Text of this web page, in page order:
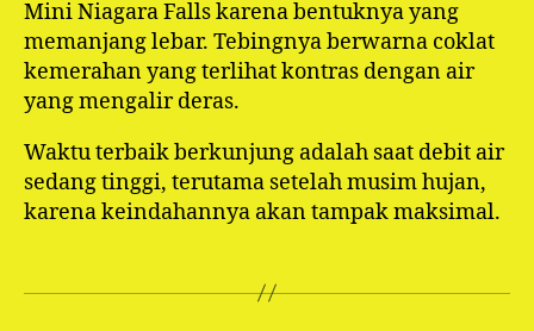
Mini Niagara Falls karena bentuknya yang
memanjang lebar. Tebingnya berwarna coklat
kemerahan yang terlihat kontras dengan air
yang mengalir deras.
Waktu terbaik berkunjung adalah saat debit air
sedang tinggi, terutama setelah musim hujan,
karena keindahannya akan tampak maksimal.